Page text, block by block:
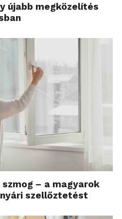
újabb megközelítés
– a magyarok
szellőztetést